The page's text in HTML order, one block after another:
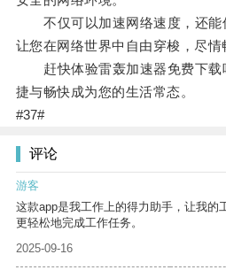
不仅可以加速网络速度，还能
让您在网络世界中自由穿梭，尽情
赶快体验雷轰加速器免费下载
捷与畅快成为您的生活常态。
#37#
评论
游客
这款app是我工作上的得力助手，让我的
更轻松地完成工作任务。
2025-09-16